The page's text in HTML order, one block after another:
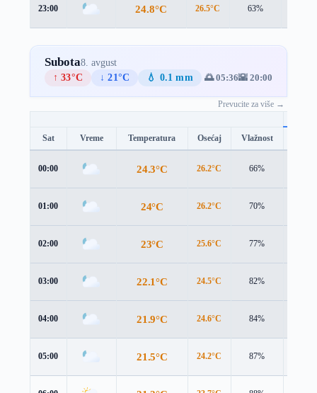
23:00 24.8°C 26.5°C 63%
Subota8. avgust
↑ 33°C
↓ 21°C 💧 0.1 mm 🌅 05:36🌇 20:00
Prevucite za više →
Sat Vreme Temperatura Osećaj Vlažnost
00:00 24.3°C 26.2°C 66%
01:00 24°C 26.2°C 70%
02:00 23°C 25.6°C 77%
03:00 22.1°C 24.5°C 82%
04:00 21.9°C 24.6°C 84%
05:00 21.5°C 24.2°C 87%